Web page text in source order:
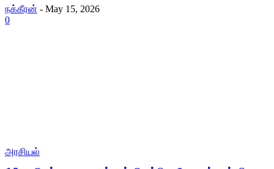
நக்கீரன் - May 15, 2026
0
அரசியல்